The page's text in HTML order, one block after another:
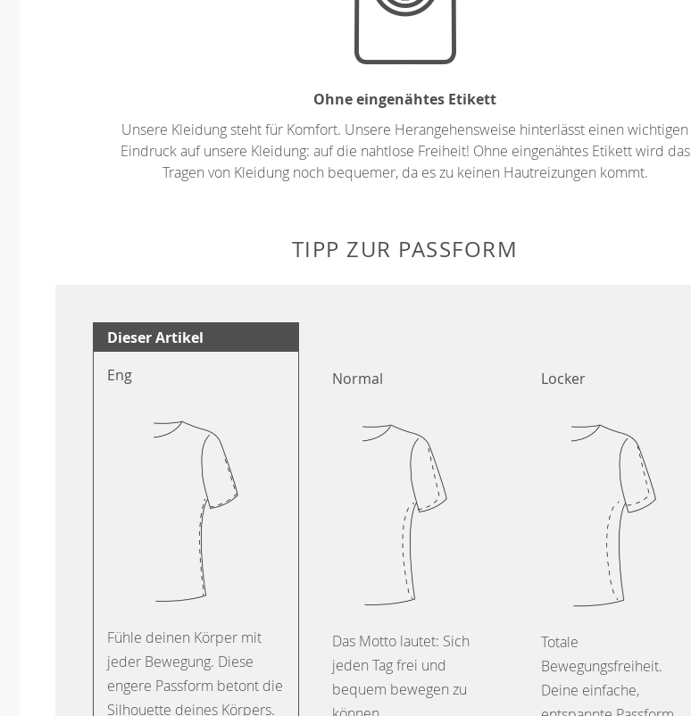
Ohne eingenähtes Etikett
Unsere Kleidung steht für Komfort. Unsere Herangehensweise hinterlässt einen wichtigen
Eindruck auf unsere Kleidung: auf die nahtlose Freiheit! Ohne eingenähtes Etikett wird das
Tragen von Kleidung noch bequemer, da es zu keinen Hautreizungen kommt.
TIPP ZUR PASSFORM
Dieser Artikel
Eng
Fühle deinen Körper mit
jeder Bewegung. Diese
engere Passform betont die
Silhouette deines Körpers.
Normal
Das Motto lautet: Sich
jeden Tag frei und
bequem bewegen zu
Locker
Totale
Bewegungsfreiheit.
Deine einfache,